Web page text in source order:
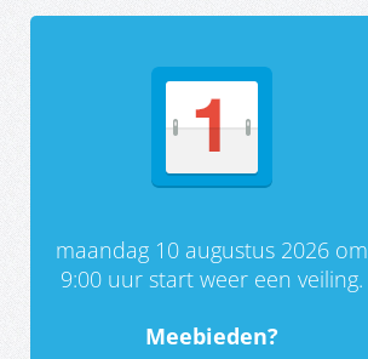
maandag 10 augustus 2026 om
9:00 uur start weer een veiling.
Meebieden?